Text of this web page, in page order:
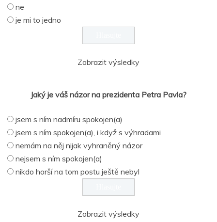
ne
je mi to jedno
Zobrazit výsledky
Jaký je váš názor na prezidenta Petra Pavla?
jsem s ním nadmíru spokojen(a)
jsem s ním spokojen(a), i když s výhradami
nemám na něj nijak vyhraněný názor
nejsem s ním spokojen(a)
nikdo horší na tom postu ještě nebyl
Zobrazit výsledky